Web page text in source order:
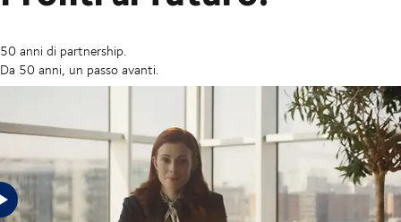
50 anni di partnership.
Da 50 anni, un passo avanti.